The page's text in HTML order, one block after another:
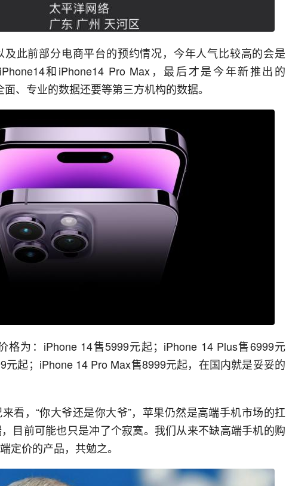
此前部分电商平台的预约情况，今年人气比较高的会是
和iPhone14 Pro Max，最后才是今年新推出的
、专业的数据还要等第三方机构的数据。
格为：iPhone 14售5999元起；iPhone 14 Plus售6999元
元起；iPhone 14 Pro Max售8999元起，在国内就是妥妥的
看，“你大爷还是你大爷”，苹果仍然是高端手机市场的扛
目前可能也只是冲了个寂寞。我们从来不缺高端手机的购
定价的产品，共勉之。